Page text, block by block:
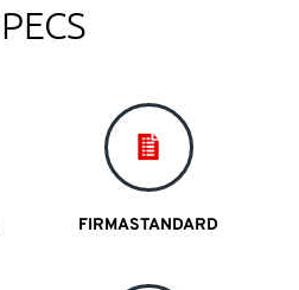
FIRMASTANDARD